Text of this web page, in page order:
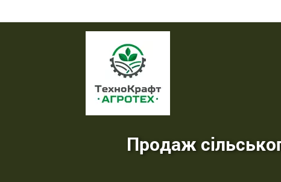
ТехноКрафт
Агротех
продаж
Продаж